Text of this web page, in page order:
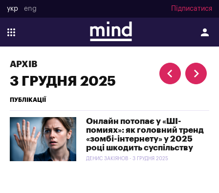
укр eng Підписатися
АРХІВ
3 ГРУДНЯ 2025
ПУБЛІКАЦІЇ
Онлайн потопає у «ШІ-
помиях»: як головний тренд
«зомбі-інтернету» у 2025
році шкодить суспільству
ДЕНИС ЗАКІЯНОВ - 3 ГРУДНЯ 2025